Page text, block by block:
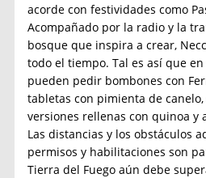
acorde con festividades como
Acompañado por la radio y la
bosque que inspira a crear,
todo el tiempo. Tal es así que
pueden pedir bombones con
tabletas con pimienta de
versiones rellenas con quinoa y
Las distancias y los obstáculos
permisos y habilitaciones son
Tierra del Fuego aún debe